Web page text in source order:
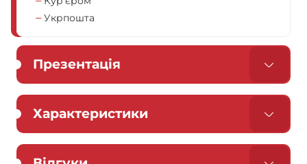
Укрпошта
Презентація
Характеристики